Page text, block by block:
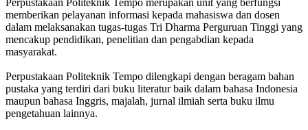
Perpustakaan Politeknik Tempo merupakan unit yang berfungsi
memberikan pelayanan informasi kepada mahasiswa dan dosen
dalam melaksanakan tugas-tugas Tri Dharma Perguruan Tinggi yang
mencakup pendidikan, penelitian dan pengabdian kepada
masyarakat.
Perpustakaan Politeknik Tempo dilengkapi dengan beragam bahan
pustaka yang terdiri dari buku literatur baik dalam bahasa Indonesia
maupun bahasa Inggris, majalah, jurnal ilmiah serta buku ilmu
pengetahuan lainnya.